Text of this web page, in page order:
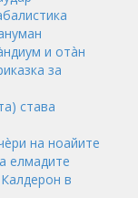
и отàн
за
става
на ноайите
елмадите
в